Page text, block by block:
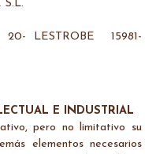
S.L.
20- LESTROBE 15981-
E INDUSTRIAL
pero no limitativo su
elementos necesarios